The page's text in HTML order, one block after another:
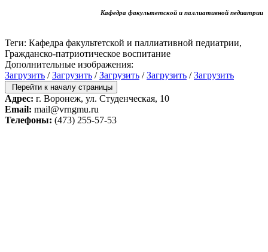
Кафедра факультетской и паллиативной педиатрии
Теги: Кафедра факультетской и паллиативной педиатрии,
Гражданско-патриотическое воспитание
Дополнительные изображения:
Загрузить /Загрузить /Загрузить /Загрузить /Загрузить
Перейти к началу страницы
Адрес: г. Воронеж, ул. Студенческая, 10
Email: mail@vrngmu.ru
Телефоны: (473) 255-57-53